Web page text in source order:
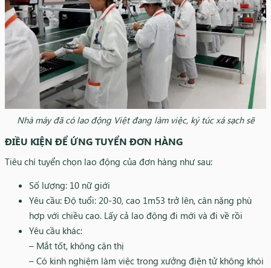
Nhà máy đã có lao động Việt đang làm việc, ký túc xá sạch sẽ
ĐIỀU KIỆN ĐỂ ỨNG TUYỂN ĐƠN HÀNG
Tiêu chí tuyển chọn lao động của đơn hàng như sau:
Số lượng: 10 nữ giới
Yêu cầu: Độ tuổi: 20-30, cao 1m53 trở lên, cân nặng phù
hợp với chiều cao. Lấy cả lao động đi mới và đi về rồi
Yêu cầu khác:
– Mắt tốt, không cận thị
– Có kinh nghiệm làm việc trong xưởng điện tử không khói